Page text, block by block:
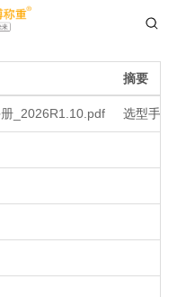
摘要
_2026R1.10.pdf 选型手册